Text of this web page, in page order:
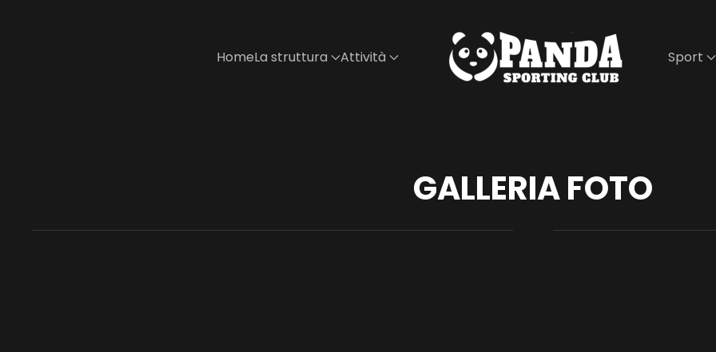
HomeLa struttura Attività Sport
GALLERIA FOTO